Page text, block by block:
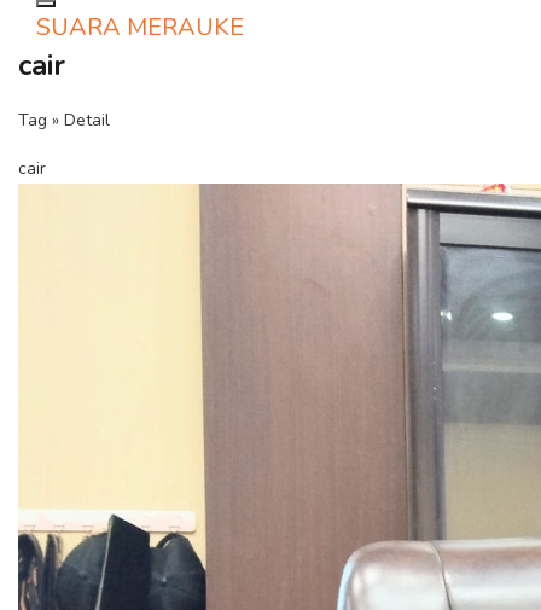
Toggle navigation
SUARA MERAUKE
cair
Tag » Detail
cair